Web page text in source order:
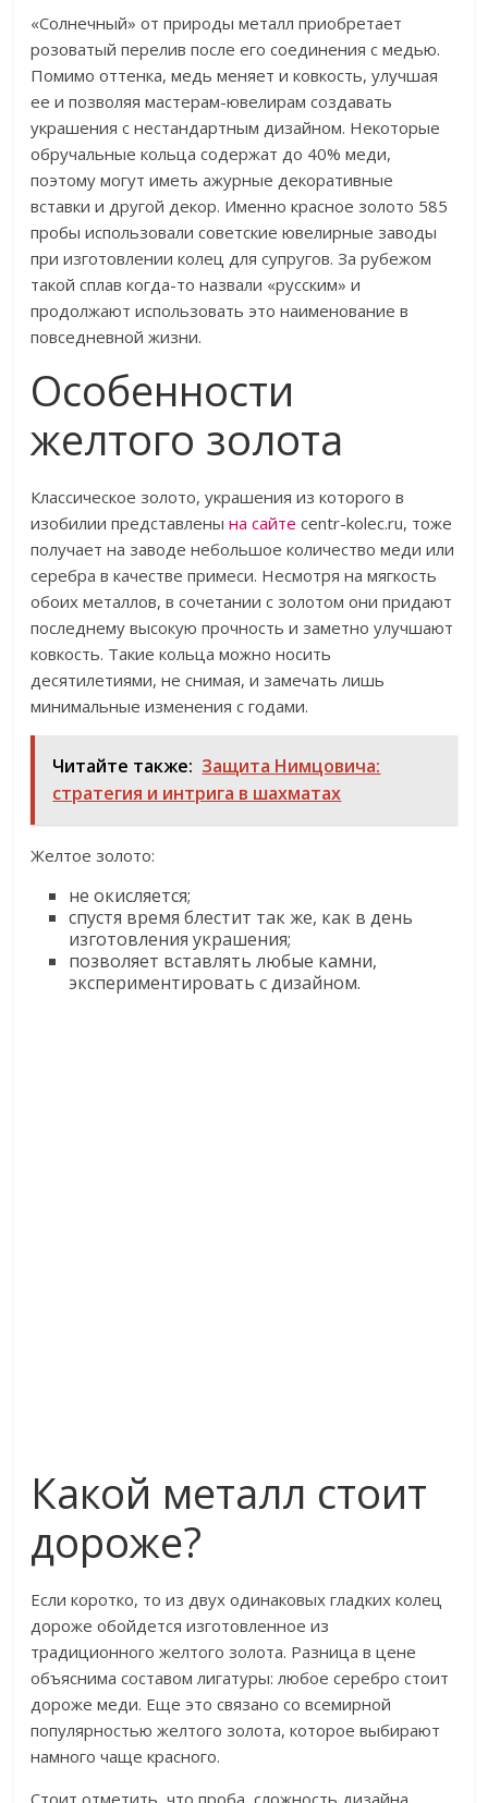
«Солнечный» от природы металл приобретает
розоватый перелив после его соединения с медью.
Помимо оттенка, медь меняет и ковкость, улучшая
ее и позволяя мастерам-ювелирам создавать
украшения с нестандартным дизайном. Некоторые
обручальные кольца содержат до 40% меди,
поэтому могут иметь ажурные декоративные
вставки и другой декор. Именно красное золото 585
пробы использовали советские ювелирные заводы
при изготовлении колец для супругов. За рубежом
такой сплав когда-то назвали «русским» и
продолжают использовать это наименование в
повседневной жизни.
Особенности
желтого золота
Классическое золото, украшения из которого в
изобилии представленына сайте centr-kolec.ru, тоже
получает на заводе небольшое количество меди или
серебра в качестве примеси. Несмотря на мягкость
обоих металлов, в сочетании с золотом они придают
последнему высокую прочность и заметно улучшают
ковкость. Такие кольца можно носить
десятилетиями, не снимая, и замечать лишь
минимальные изменения с годами.
Читайте также: Защита Нимцовича:
стратегия и интрига в шахматах
Желтое золото:
не окисляется;
спустя время блестит так же, как в день
изготовления украшения;
позволяет вставлять любые камни,
экспериментировать с дизайном.
Какой металл стоит
дороже?
Если коротко, то из двух одинаковых гладких колец
дороже обойдется изготовленное из
традиционного желтого золота. Разница в цене
объяснима составом лигатуры: любое серебро стоит
дороже меди. Еще это связано со всемирной
популярностью желтого золота, которое выбирают
намного чаще красного.